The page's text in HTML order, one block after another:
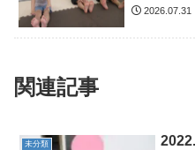
2026.07.31
関連記事
未分類